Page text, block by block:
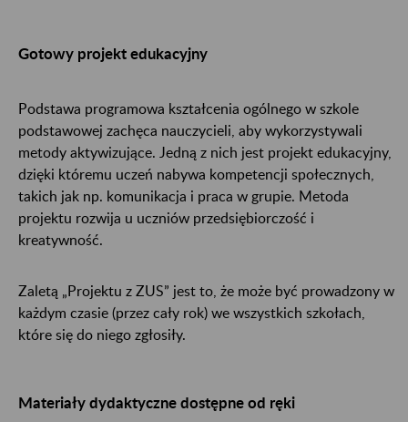
Gotowy projekt edukacyjny
Podstawa programowa kształcenia ogólnego w szkole
podstawowej zachęca nauczycieli, aby wykorzystywali
metody aktywizujące. Jedną z nich jest projekt edukacyjny,
dzięki któremu uczeń nabywa kompetencji społecznych,
takich jak np. komunikacja i praca w grupie. Metoda
projektu rozwija u uczniów przedsiębiorczość i
kreatywność.
Zaletą „Projektu z ZUS” jest to, że może być prowadzony w
każdym czasie (przez cały rok) we wszystkich szkołach,
które się do niego zgłosiły.
Materiały dydaktyczne dostępne od ręki